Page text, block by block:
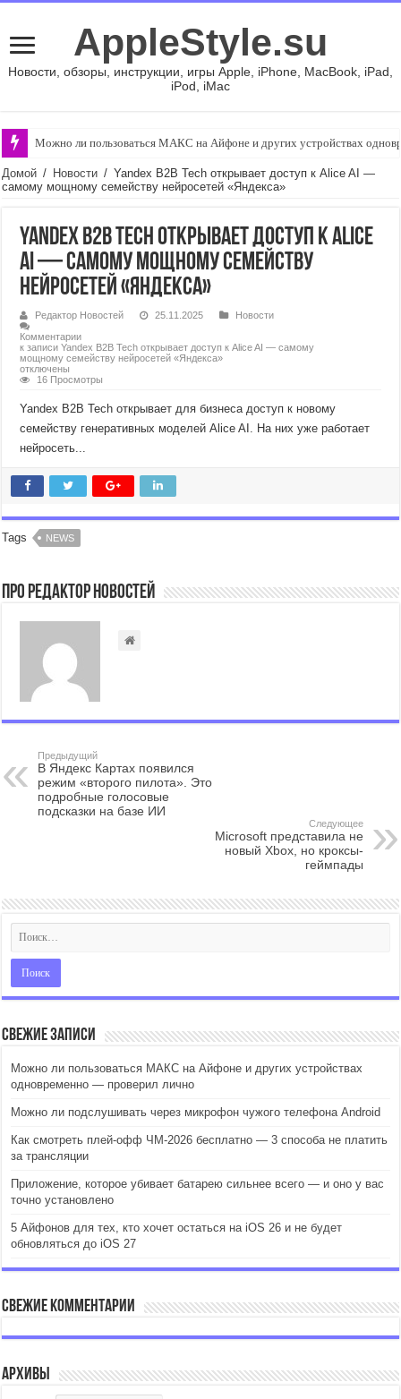
AppleStyle.su
Новости, обзоры, инструкции, игры Apple, iPhone, MacBook, iPad,
iPod, iMac
Можно ли пользоваться МАКС на Айфоне и других устройствах
Домой / Новости / Yandex B2B Tech открывает доступ к Alice AI —
самому мощному семейству нейросетей «Яндекса»
Yandex B2B Tech открывает доступ к Alice
AI — самому мощному семейству
нейросетей «Яндекса»
Редактор Новостей 25.11.2025
Новости
Комментарии
к записи Yandex B2B Tech открывает доступ к Alice AI — самому
мощному семейству нейросетей «Яндекса»
отключены
16 Просмотры
Yandex B2B Tech открывает для бизнеса доступ к новому
семейству генеративных моделей Alice AI. На них уже работает
нейросеть...
Tags NEWS
Про Редактор Новостей
Предыдущий
В Яндекс Картах появился
режим «второго пилота». Это
подробные голосовые
подсказки на базе ИИ
Следующее
Microsoft представила не
новый Xbox, но кроксы-
геймпады
Свежие записи
Можно ли пользоваться МАКС на Айфоне и других устройствах
одновременно — проверил лично
Можно ли подслушивать через микрофон чужого телефона Android
Как смотреть плей-офф ЧМ-2026 бесплатно — 3 способа не платить
за трансляции
Приложение, которое убивает батарею сильнее всего — и оно у вас
точно установлено
5 Айфонов для тех, кто хочет остаться на iOS 26 и не будет
обновляться до iOS 27
Свежие комментарии
Архивы